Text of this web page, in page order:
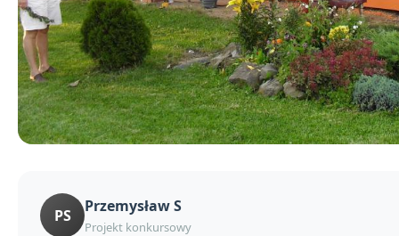
PS Przemysław S
Projekt konkursowy